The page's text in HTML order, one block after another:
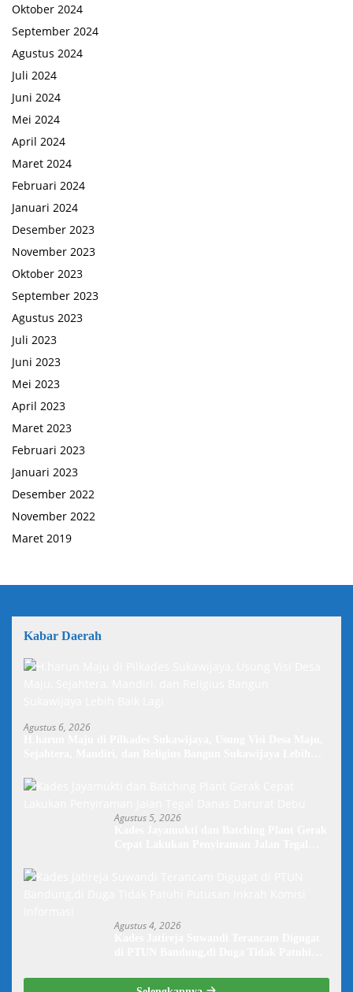
Oktober 2024
September 2024
Agustus 2024
Juli 2024
Juni 2024
Mei 2024
April 2024
Maret 2024
Februari 2024
Januari 2024
Desember 2023
November 2023
Oktober 2023
September 2023
Agustus 2023
Juli 2023
Juni 2023
Mei 2023
April 2023
Maret 2023
Februari 2023
Januari 2023
Desember 2022
November 2022
Maret 2019
Kabar Daerah
Agustus 6, 2026
Agustus 5, 2026
Agustus 4, 2026